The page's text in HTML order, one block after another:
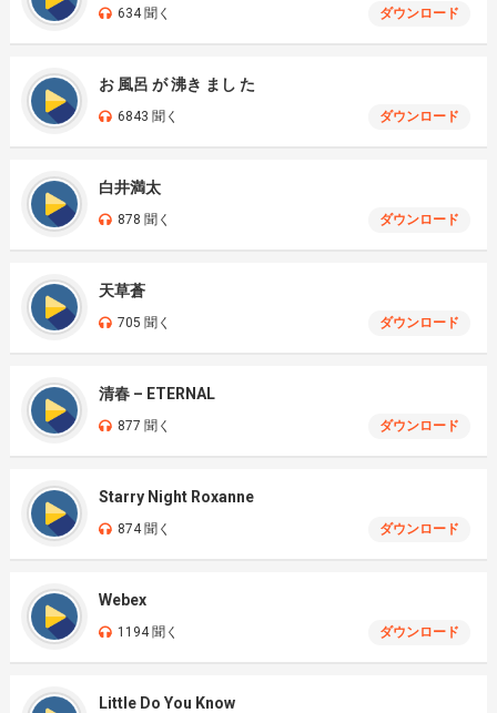
634 聞く ダウンロード
お 風呂 が 沸き まし た
6843 聞く ダウンロード
白井満太
878 聞く ダウンロード
天草蒼
705 聞く ダウンロード
清春 – ETERNAL
877 聞く ダウンロード
Starry Night Roxanne
874 聞く ダウンロード
Webex
1194 聞く ダウンロード
Little Do You Know